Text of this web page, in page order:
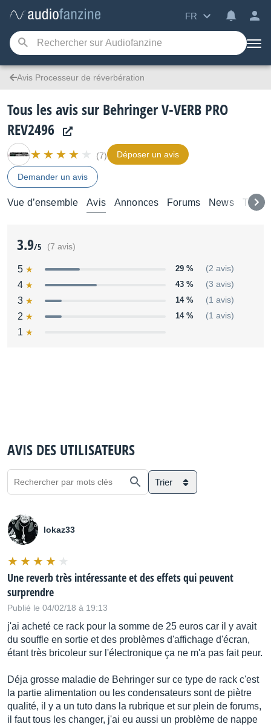
FR
Avis Processeur de réverbération
Tous les avis sur Behringer V-VERB PRO
REV2496
(7) Déposer un avis
Demander un avis
Vue d’ensemble Avis Annonces Forums News
3.9/5 (7 avis)
5 29 % (2 avis)
4 43 % (3 avis)
3 14 % (1 avis)
2 14 % (1 avis)
1
AVIS DES UTILISATEURS
Trier
lokaz33
Une reverb très intéressante et des effets qui peuvent
surprendre
Publié le 04/02/18 à 19:13
j'ai acheté ce rack pour la somme de 25 euros car il y avait
du souffle en sortie et des problèmes d'affichage d'écran,
étant très bricoleur sur l'électronique ça ne m'a pas fait peur.
Déja grosse maladie de Behringer sur ce type de rack c'est
la partie alimentation ou les condensateurs sont de piètre
qualité, il y a un tuto dans la rubrique et sur plein de forums,
il faut tous les changer, j'ai eu aussi un problème de nappe